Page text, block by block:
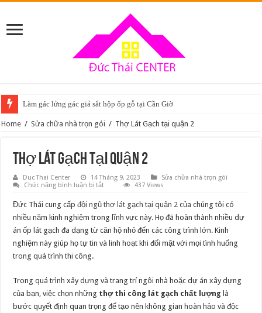
Làm gác lửng gác giả sắt hộp ốp gỗ tại Cần Giờ
Home / Sửa chữa nhà trọn gói / Thợ Lát Gạch tại quận 2
Thợ Lát Gạch tại quận 2
Duc Thai Center 14 Tháng 9, 2023
Sửa chữa nhà trọn gói
Chức năng bình luận bị tắtở
Lát
Gạch
tại
quận
2
437 Views
Đức Thái cung cấpđội ngũ thợ lát gạch tại quận 2 của chúng tôi có
nhiều năm kinh nghiệm trong lĩnh vực này. Họ đã hoàn thành nhiều dự
án ốp lát gạch đa dạng từ căn hộ nhỏ đến các công trình lớn. Kinh
nghiệm này giúp họ tự tin và linh hoạt khi đối mặt với mọi tình huống
trong quá trình thi công.
Trong quá trình xây dựng và trang trí ngôi nhà hoặc dự án xây dựng
của bạn, việc chọn những thợ thi công lát gạch chất lượng là
bước quyết định quan trọng để tạo nên không gian hoàn hảo và độc